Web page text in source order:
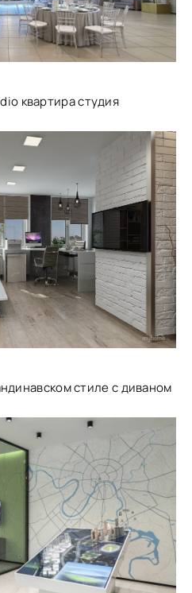
квартира студия
стиле с диваном